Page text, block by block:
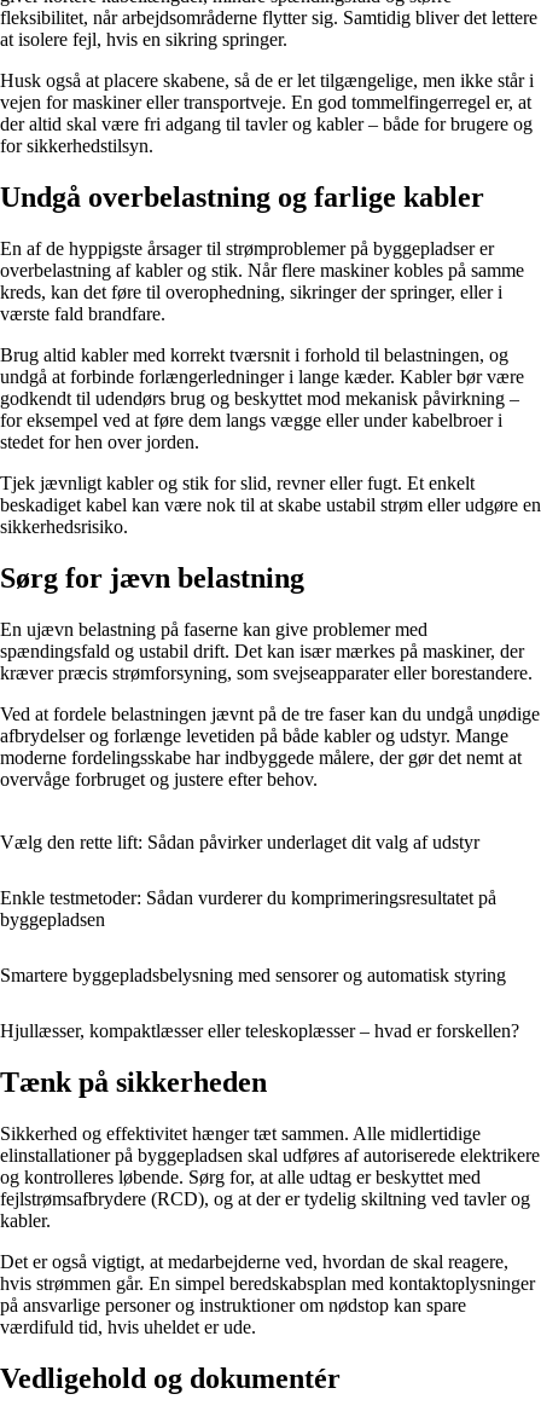
fleksibilitet, når arbejdsområderne flytter sig. Samtidig bliver det lettere
at isolere fejl, hvis en sikring springer.
Husk også at placere skabene, så de er let tilgængelige, men ikke står i
vejen for maskiner eller transportveje. En god tommelfingerregel er, at
der altid skal være fri adgang til tavler og kabler – både for brugere og
for sikkerhedstilsyn.
Undgå overbelastning og farlige kabler
En af de hyppigste årsager til strømproblemer på byggepladser er
overbelastning af kabler og stik. Når flere maskiner kobles på samme
kreds, kan det føre til overophedning, sikringer der springer, eller i
værste fald brandfare.
Brug altid kabler med korrekt tværsnit i forhold til belastningen, og
undgå at forbinde forlængerledninger i lange kæder. Kabler bør være
godkendt til udendørs brug og beskyttet mod mekanisk påvirkning –
for eksempel ved at føre dem langs vægge eller under kabelbroer i
stedet for hen over jorden.
Tjek jævnligt kabler og stik for slid, revner eller fugt. Et enkelt
beskadiget kabel kan være nok til at skabe ustabil strøm eller udgøre en
sikkerhedsrisiko.
Sørg for jævn belastning
En ujævn belastning på faserne kan give problemer med
spændingsfald og ustabil drift. Det kan især mærkes på maskiner, der
kræver præcis strømforsyning, som svejseapparater eller borestandere.
Ved at fordele belastningen jævnt på de tre faser kan du undgå unødige
afbrydelser og forlænge levetiden på både kabler og udstyr. Mange
moderne fordelingsskabe har indbyggede målere, der gør det nemt at
overvåge forbruget og justere efter behov.
Vælg den rette lift: Sådan påvirker underlaget dit valg af udstyr
Enkle testmetoder: Sådan vurderer du komprimeringsresultatet på
byggepladsen
Smartere byggepladsbelysning med sensorer og automatisk styring
Hjullæsser, kompaktlæsser eller teleskoplæsser – hvad er forskellen?
Tænk på sikkerheden
Sikkerhed og effektivitet hænger tæt sammen. Alle midlertidige
elinstallationer på byggepladsen skal udføres af autoriserede elektrikere
og kontrolleres løbende. Sørg for, at alle udtag er beskyttet med
fejlstrømsafbrydere (RCD), og at der er tydelig skiltning ved tavler og
kabler.
Det er også vigtigt, at medarbejderne ved, hvordan de skal reagere,
hvis strømmen går. En simpel beredskabsplan med kontaktoplysninger
på ansvarlige personer og instruktioner om nødstop kan spare
værdifuld tid, hvis uheldet er ude.
Vedligehold og dokumentér